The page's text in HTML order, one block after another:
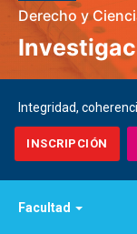
Derecho y
Integridad,
INSCRIPCIÓN
Facultad